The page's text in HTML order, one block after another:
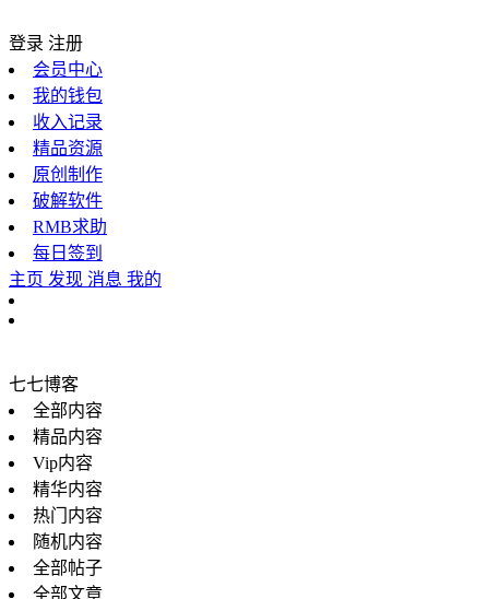
登录 注册
会员中心
我的钱包
收入记录
精品资源
原创制作
破解软件
RMB求助
每日签到
主页 发现 消息 我的
七七博客
全部内容
精品内容
Vip内容
精华内容
热门内容
随机内容
全部帖子
全部文章